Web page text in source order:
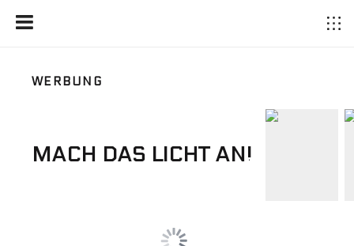
WERBUNG
MACH DAS LICHT AN!